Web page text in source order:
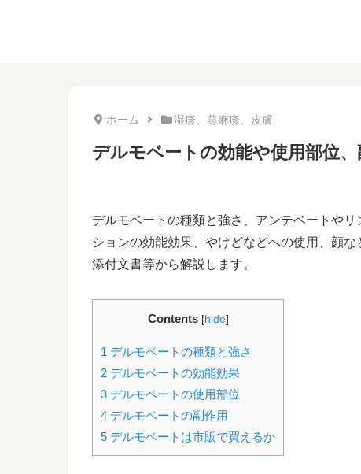
ホーム 湿疹、蕁麻疹、皮膚
デルモベートの効能や使用部位
デルモベートの種類と強さ、アンテベートや
ションの効能効果、やけどなどへの使用、顔
添付文書等から解説します。
Contents [hide]
1 デルモベートの種類と強さ
2 デルモベートの効能効果
3 デルモベートの使用部位
4 デルモベートの副作用
5 デルモベートは市販で買えるか